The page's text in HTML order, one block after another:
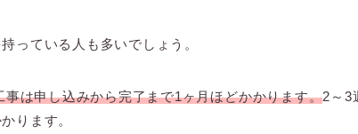
っている人も多いでしょう。
は申し込みから完了まで1ヶ月ほどかかります。2～3
ります。